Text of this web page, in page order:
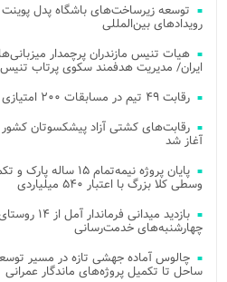
توسعه زیرساخت‌های باشگاه پدل
رویدادهای بین‌المللی
هیات تنیس مازندران پرچمدار
ایران/ مدیریت هدفمند سکوی پرتاب تنیس
رقابت ۴۹ تیم در مسابقات ۲۰۰ امتیازی تنیس ساحلی کشور در مازندران
آغاز شد
وسطی کلا بزرگ با اعتبار ۵۴۰ میلیاردی
بازدید
چهارشنبه‌های خدمت‌رسانی
ساحل تا تکمیل پروژه‌های ماندگار عمرانی